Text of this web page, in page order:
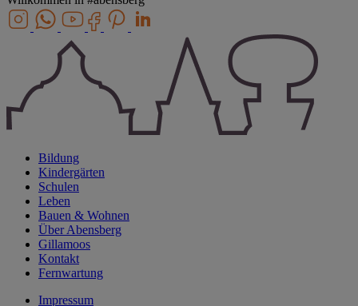
Bildung
Kindergärten
Schulen
Leben
Bauen & Wohnen
Über Abensberg
Gillamoos
Kontakt
Fernwartung
Impressum